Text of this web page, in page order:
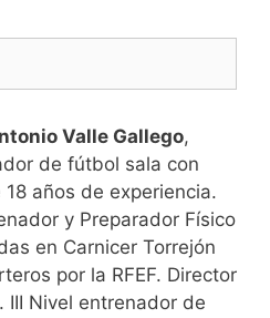
Valle Gallego,
de fútbol sala con
18 años de experiencia.
y Preparador Físico
en Carnicer Torrejón
por la RFEF. Director
III Nivel entrenador de